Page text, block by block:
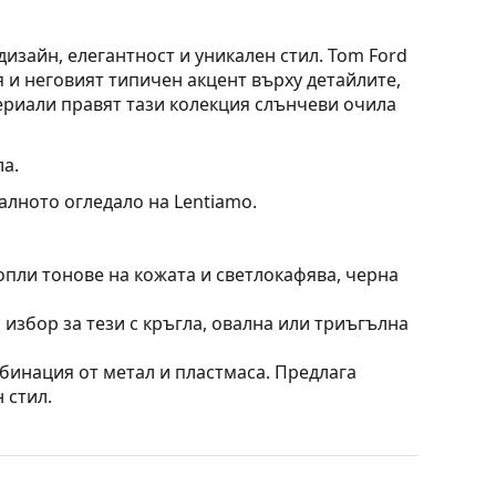
елегантност и уникален стил. Tom Ford
неговият типичен акцент върху детайлите,
правят тази колекция слънчеви очила
огледало на Lentiamo.
тонове на кожата и светлокафява, черна
за тези с кръгла, овална или триъгълна
от метал и пластмаса. Предлага
стил.